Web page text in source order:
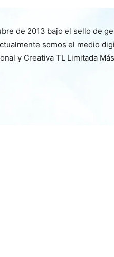
de 2013 bajo el sello de
somos el medio
y Creativa TL Limitada